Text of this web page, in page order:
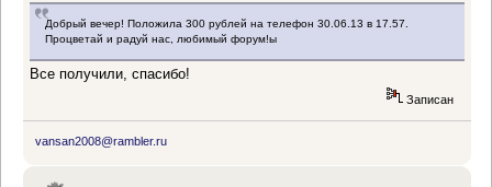
Добрый вечер! Положила 300 рублей на телефон 30.06.13 в 17.57.
Процветай и радуй нас, любимый форум!ы
Все получили, спасибо!
Записан
vansan2008@rambler.ru